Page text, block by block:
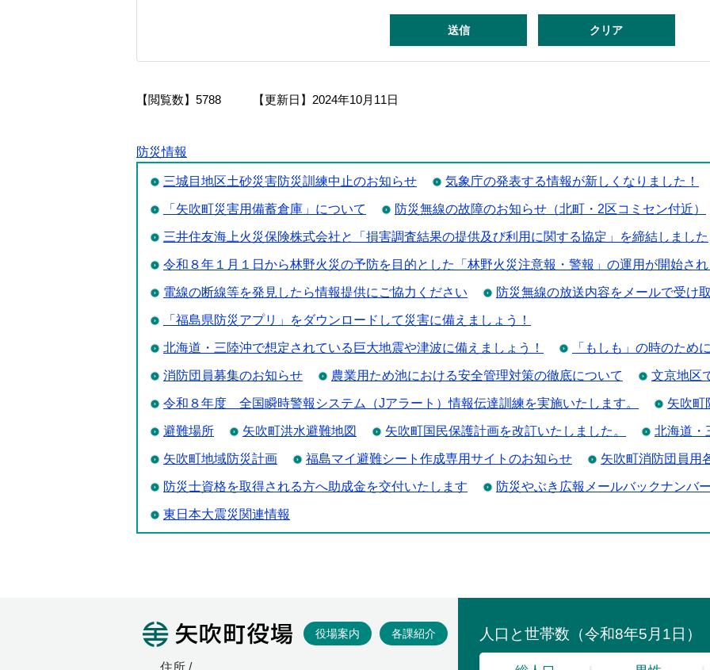
【閲覧数】 5788 【更新日】 2024年10月11日
防災情報
三城目地区土砂災害防災訓練中止のお知らせ 気象庁の発表する情報が新しくなりました！
「矢吹町災害用備蓄倉庫」について 防災無線の故障のお知らせ（北町・2区コミセン付近）
三井住友海上火災保険株式会社と「損害調査結果の提供及び利用に関する協定」を締結しました
令和８年１月１日から林野火災の予防を目的とした「林野火災注意報・警報」の運用が開始さ
電線の断線等を発見したら情報提供にご協力ください 防災無線の放送内容をメールで受け
「福島県防災アプリ」をダウンロードして災害に備えましょう！
北海道・三陸沖で想定されている巨大地震や津波に備えましょう！ 「もしも」の時のため
消防団員募集のお知らせ 農業用ため池における安全管理対策の徹底について 文京地区
令和８年度 全国瞬時警報システム（Jアラート）情報伝達訓練を実施いたします。 矢吹町
避難場所 矢吹町洪水避難地図 矢吹町国民保護計画を改訂いたしました。 北海道・
矢吹町地域防災計画 福島マイ避難シート作成専用サイトのお知らせ 矢吹町消防団員用
防災士資格を取得される方へ助成金を交付いたします 防災やぶき広報メールバックナンバ
東日本大震災関連情報
矢吹町役場
役場案内 各課紹介
住所 /